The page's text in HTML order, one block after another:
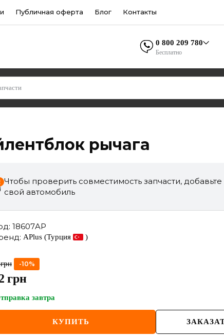
Публичная оферта Блог Контакты
0 800 209 780
Бесплатно
рычага
Чтобы проверить совместимость запчасти, добавьте
свой автомобиль
: 18607AP
: APlus (Турция )
грн -10%
грн
завтра
КУПИТЬ